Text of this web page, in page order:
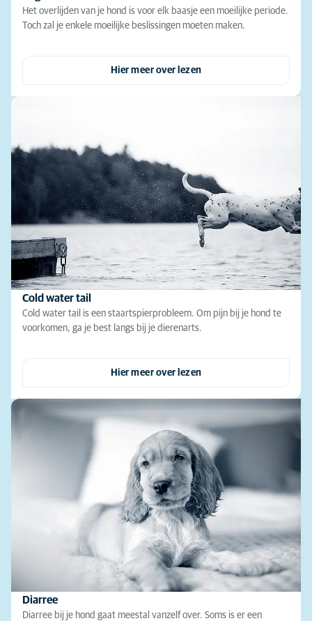
Het overlijden van je hond is voor elk baasje een moeilijke periode.
Toch zal je enkele moeilijke beslissingen moeten maken.
Hier meer over lezen
Cold water tail
Cold water tail is een staartspierprobleem. Om pijn bij je hond te
voorkomen, ga je best langs bij je dierenarts.
Hier meer over lezen
Diarree
Diarree bij je hond gaat meestal vanzelf over. Soms is er een